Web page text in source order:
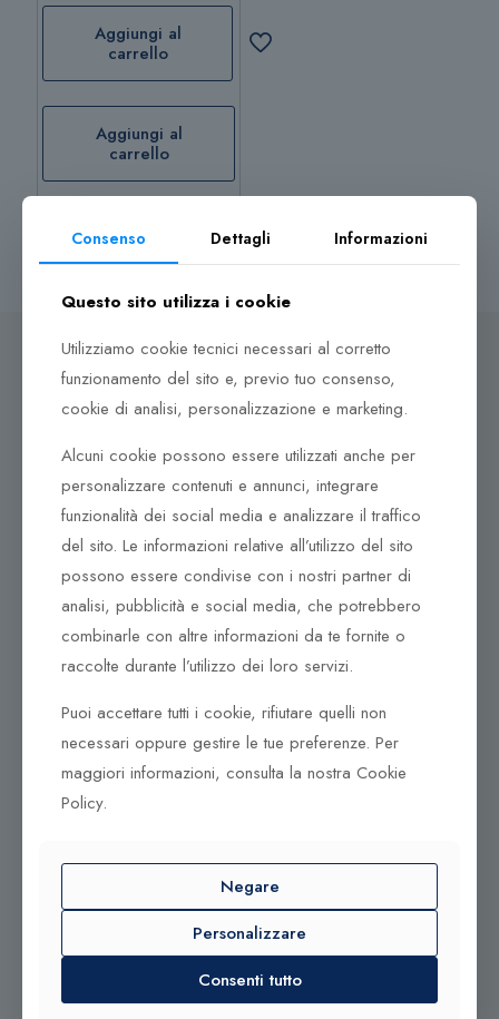
Aggiungi al
carrello
Aggiungi al
carrello
Dove ci puoi trovare
Corso Italia, 161
Tel. +39 0932 683156
97100 Ragusa RG
Corso Vittorio Emanuele 79/A
Tel. +39 0933 942394
95042 Grammichele CT
© 2025 Gioielleria Bandiera
P.IVA:01235880885 | Sito realizzato da
Contattaci qui
Tel. +39 0932 683156
info@bandiera1956.it
Consenso Dettagli Informazioni
Questo sito utilizza i cookie
Utilizziamo cookie tecnici necessari al corretto
funzionamento del sito e, previo tuo consenso,
cookie di analisi, personalizzazione e marketing.
Alcuni cookie possono essere utilizzati anche per
personalizzare contenuti e annunci, integrare
funzionalità dei social media e analizzare il traffico
del sito. Le informazioni relative all’utilizzo del sito
possono essere condivise con i nostri partner di
analisi, pubblicità e social media, che potrebbero
combinarle con altre informazioni da te fornite o
raccolte durante l’utilizzo dei loro servizi.
Puoi accettare tutti i cookie, rifiutare quelli non
necessari oppure gestire le tue preferenze. Per
maggiori informazioni, consulta la nostra Cookie
Policy.
Negare
Personalizzare
Consenti tutto